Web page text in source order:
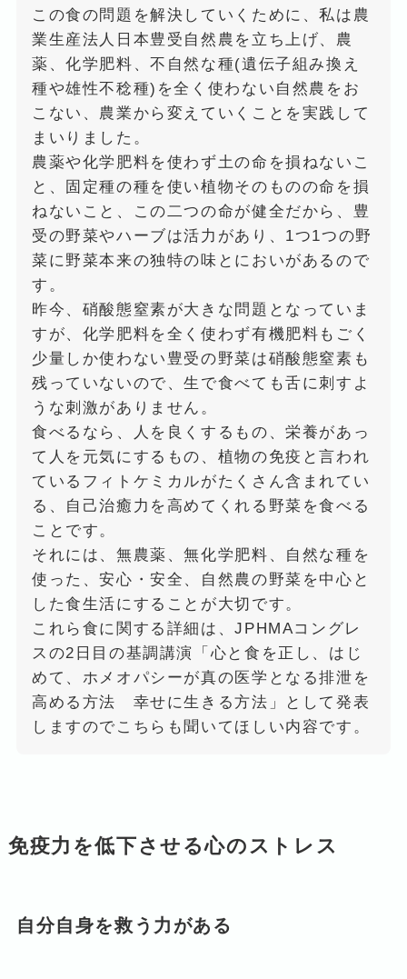
この食の問題を解決していくために、私は農
業生産法人日本豊受自然農を立ち上げ、農
薬、化学肥料、不自然な種(遺伝子組み換え
種や雄性不稔種)を全く使わない自然農をお
こない、農業から変えていくことを実践して
まいりました。
農薬や化学肥料を使わず土の命を損ねないこ
と、固定種の種を使い植物そのものの命を損
ねないこと、この二つの命が健全だから、豊
受の野菜やハーブは活力があり、1つ1つの野
菜に野菜本来の独特の味とにおいがあるので
す。
昨今、硝酸態窒素が大きな問題となっていま
すが、化学肥料を全く使わず有機肥料もごく
少量しか使わない豊受の野菜は硝酸態窒素も
残っていないので、生で食べても舌に刺すよ
うな刺激がありません。
食べるなら、人を良くするもの、栄養があっ
て人を元気にするもの、植物の免疫と言われ
ているフィトケミカルがたくさん含まれてい
る、自己治癒力を高めてくれる野菜を食べる
ことです。
それには、無農薬、無化学肥料、自然な種を
使った、安心・安全、自然農の野菜を中心と
した食生活にすることが大切です。
これら食に関する詳細は、JPHMAコングレ
スの2日目の基調講演「心と食を正し、はじ
めて、ホメオパシーが真の医学となる排泄を
高める方法 幸せに生きる方法」として発表
しますのでこちらも聞いてほしい内容です。
免疫力を低下させる心のストレス
自分自身を救う力がある